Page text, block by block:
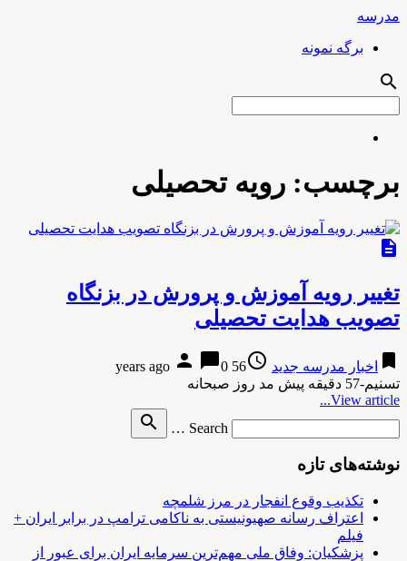
مدرسه
برگه نمونه
search
برچسب: رویه تحصیلی
description
تغییر رویه آموزش و پرورش در بزنگاه
تصویب هدایت تحصیلی
bookmark اخبار مدرسه جدید access_time
56 years ago
person chat_bubble0
تسنیم-57 دقیقه پیش مد روز صبحانه
View article...
Search …
search
نوشته‌های تازه
تکذیب وقوع انفجار در مرز شلمچه
اعتراف رسانه صهیونیستی به ناکامی ترامپ در برابر ایران +
فیلم
پزشکیان: وفاق ملی مهم‌ترین سرمایه ایران برای عبور از